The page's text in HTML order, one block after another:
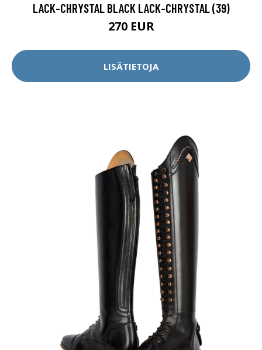
LACK-CHRYSTAL BLACK LACK-CHRYSTAL (39)
270 EUR
LISÄTIETOJA